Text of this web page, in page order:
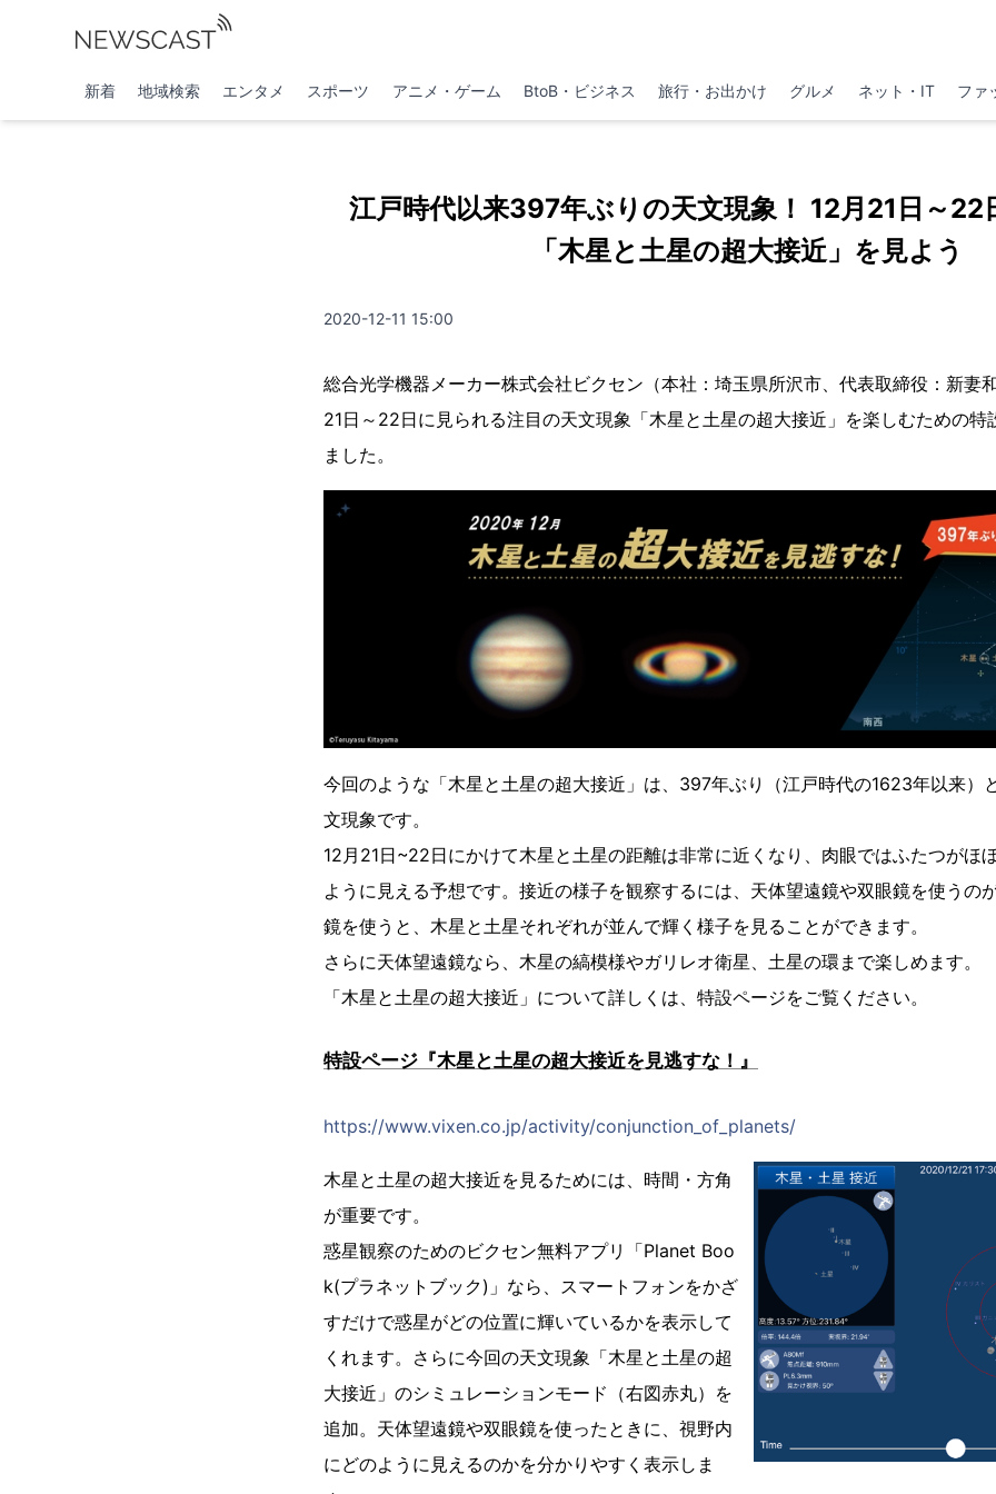
新着 地域検索 エンタメ スポーツ アニメ・ゲーム BtoB・ビジネス 旅行・お出かけ グルメ ネット・IT ファ
江戸時代以来397年ぶりの天文現象！ 12月21日～22
「木星と土星の超大接近」を見よう
2020-12-11 15:00
総合光学機器メーカー株式会社ビクセン（本社：埼玉県所沢市、代表取締役：新妻
21日～22日に見られる注目の天文現象「木星と土星の超大接近」を楽しむための特
ました。
今回のような「木星と土星の超大接近」は、397年ぶり（江戸時代の1623年以来）
文現象です。
12月21日~22日にかけて木星と土星の距離は非常に近くなり、肉眼ではふたつがほ
ように見える予想です。接近の様子を観察するには、天体望遠鏡や双眼鏡を使うの
鏡を使うと、木星と土星それぞれが並んで輝く様子を見ることができます。
さらに天体望遠鏡なら、木星の縞模様やガリレオ衛星、土星の環まで楽しめます。
「木星と土星の超大接近」について詳しくは、特設ページをご覧ください。
特設ページ『木星と土星の超大接近を見逃すな！』
https://www.vixen.co.jp/activity/conjunction_of_planets/
木星と土星の超大接近を見るためには、時間・方角
が重要です。
惑星観察のためのビクセン無料アプリ「Planet Boo
k(プラネットブック)」なら、スマートフォンをかざ
すだけで惑星がどの位置に輝いているかを表示して
くれます。さらに今回の天文現象「木星と土星の超
大接近」のシミュレーションモード（右図赤丸）を
追加。天体望遠鏡や双眼鏡を使ったときに、視野内
にどのように見えるのかを分かりやすく表示しま